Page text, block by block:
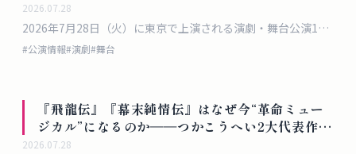
2026.07.28
2026年7月28日（火）に東京で上演される演劇・舞台公演19
選。料金・会場・千秋楽情報まで完全まとめ
#公演情報#演劇#舞台
『飛龍伝』『幕末純情伝』はなぜ今“革命ミュー
ジカル”になるのか――つかこうへい2大代表作を
並べて読む
2026.07.28